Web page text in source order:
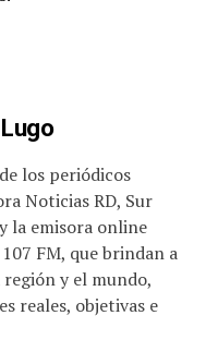
los periódicos
Noticias RD, Sur
la emisora online
FM, que brindan a
y el mundo,
reales, objetivas e